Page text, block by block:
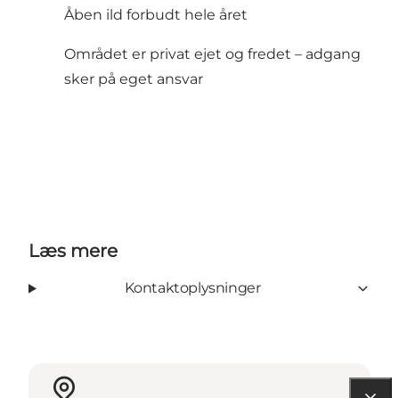
Åben ild forbudt hele året
Området er privat ejet og fredet – adgang
sker på eget ansvar
Læs mere
Kontaktoplysninger